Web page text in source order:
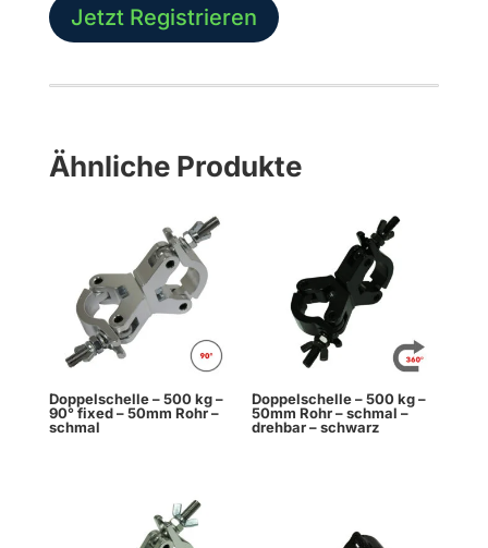
Rohr
-
-
-
Jetzt Registrieren
Ähnliche Produkte
Doppelschelle – 500 kg –
90° fixed – 50mm Rohr –
schmal
Doppelschelle – 500 kg –
50mm Rohr – schmal –
drehbar – schwarz